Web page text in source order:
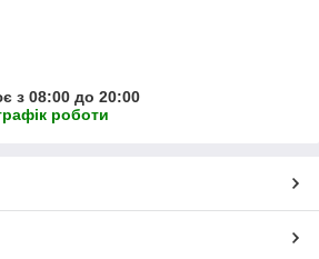
з 08:00 до 20:00
роботи